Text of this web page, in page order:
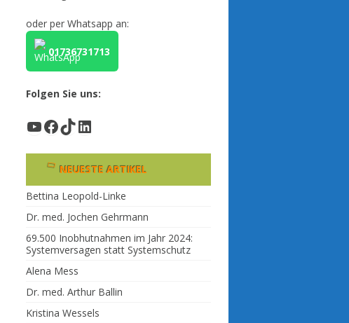
oder per Whatsapp an:
01736731713
Folgen Sie uns:
YouTube
Facebook
TikTok
LinkedIn
NEUESTE ARTIKEL
Bettina Leopold-Linke
Dr. med. Jochen Gehrmann
69.500 Inobhutnahmen im Jahr 2024:
Systemversagen statt Systemschutz
Alena Mess
Dr. med. Arthur Ballin
Kristina Wessels